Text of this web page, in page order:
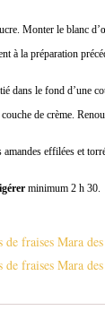
Monter le blanc
à la préparation
dans le fond d’une
de crème.
effilées et
minimum 2 h 30.